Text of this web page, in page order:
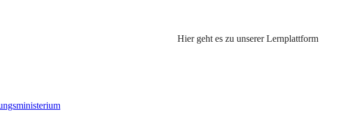
Hier geht es zu unserer Lernplattform